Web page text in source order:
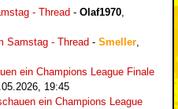
- Thread - Olaf1970
Samstag - Thread - Smeller
ein Champions League Finale
19:45
ein Champions League